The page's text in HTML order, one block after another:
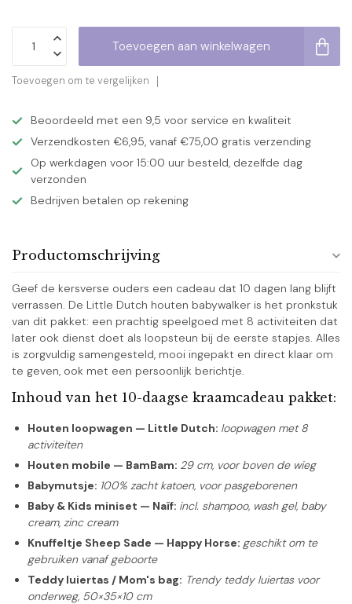
Toevoegen aan winkelwagen
Toevoegen om te vergelijken
Beoordeeld met een 9,5 voor service en kwaliteit
Verzendkosten €6,95, vanaf €75,00 gratis verzending
Op werkdagen voor 15:00 uur besteld, dezelfde dag
verzonden
Bedrijven betalen op rekening
Productomschrijving
Geef de kersverse ouders een cadeau dat 10 dagen lang blijft
verrassen. De Little Dutch houten babywalker is het pronkstuk
van dit pakket: een prachtig speelgoed met 8 activiteiten dat
later ook dienst doet als loopsteun bij de eerste stapjes. Alles
is zorgvuldig samengesteld, mooi ingepakt en direct klaar om
te geven, ook met een persoonlijk berichtje.
Inhoud van het 10-daagse kraamcadeau pakket:
Houten loopwagen — Little Dutch: loopwagen met 8
activiteiten
Houten mobile — BamBam: 29 cm, voor boven de wieg
Babymutsje: 100% zacht katoen, voor pasgeborenen
Baby & Kids miniset — Naïf: incl. shampoo, wash gel, baby
cream, zinc cream
Knuffeltje Sheep Sade — Happy Horse: geschikt om te
gebruiken vanaf geboorte
Teddy luiertas / Mom's bag: Trendy teddy luiertas voor
onderweg, 50×35×10 cm